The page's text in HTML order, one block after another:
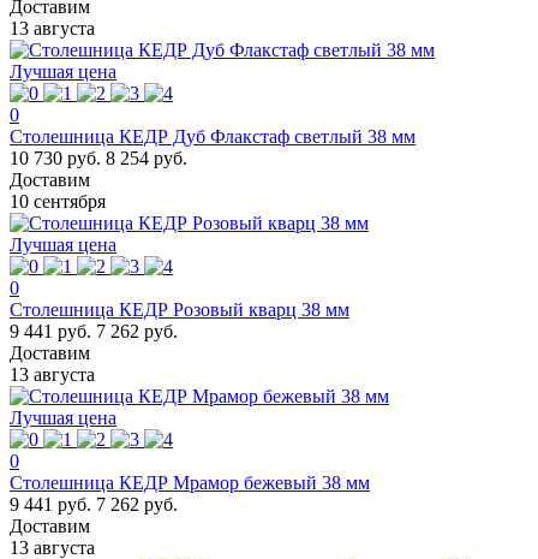
Доставим
13 августа
Лучшая цена
0
Столешница КЕДР Дуб Флакстаф светлый 38 мм
10 730 руб. 8 254 руб.
Доставим
10 сентября
Лучшая цена
0
Столешница КЕДР Розовый кварц 38 мм
9 441 руб. 7 262 руб.
Доставим
13 августа
Лучшая цена
0
Столешница КЕДР Мрамор бежевый 38 мм
9 441 руб. 7 262 руб.
Доставим
13 августа